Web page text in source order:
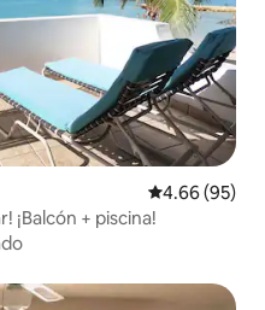
Calificación
4.66 (95)
¡Balcón + piscina!